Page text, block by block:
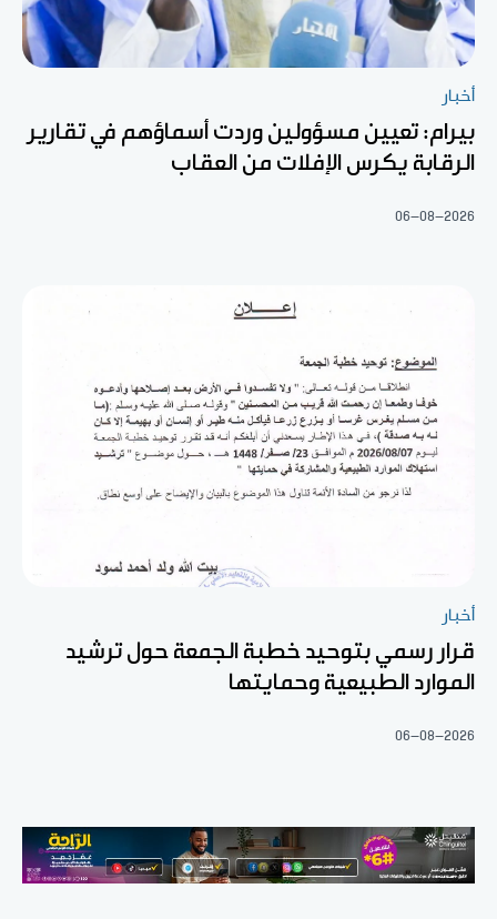
أخبار
بيرام: تعيين مسؤولين وردت أسماؤهم في تقارير
الرقابة يكرس الإفلات من العقاب
06-08-2026
أخبار
قرار رسمي بتوحيد خطبة الجمعة حول ترشيد
الموارد الطبيعية وحمايتها
06-08-2026